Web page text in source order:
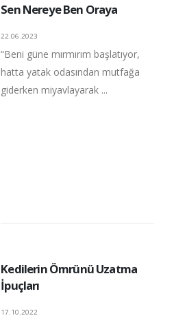
Sen Nereye Ben Oraya
22.06.2023
“Beni güne mırmırım başlatıyor,
hatta yatak odasından mutfağa
giderken miyavlayarak ...
Kedilerin Ömrünü Uzatma
İpuçları
17.10.2022